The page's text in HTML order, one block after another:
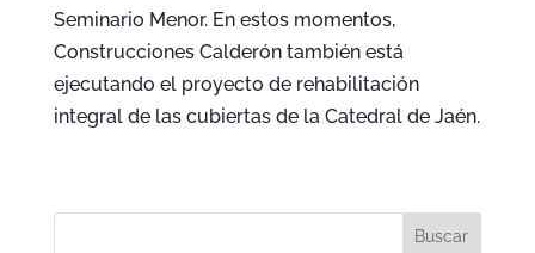
Seminario Menor. En estos momentos,
Construcciones Calderón también está
ejecutando el proyecto de rehabilitación
integral de las cubiertas de la Catedral de Jaén.